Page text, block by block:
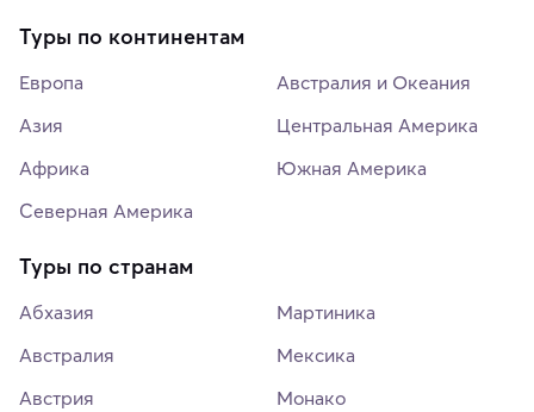
Туры по континентам
Европа
Азия
Африка
Северная Америка
Австралия и Океания
Центральная Америка
Южная Америка
Туры по странам
Абхазия
Австралия
Австрия
Мартиника
Мексика
Монако